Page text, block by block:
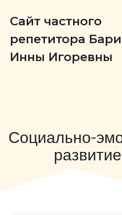
Сайт частного
репетитора
Инны Игоревны
Социально-